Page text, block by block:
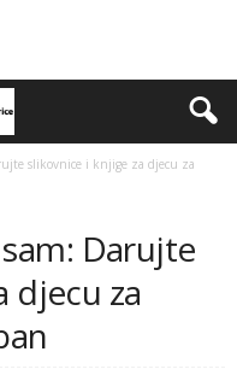
slikovnice i knjige za djecu za
Darujte
djecu za